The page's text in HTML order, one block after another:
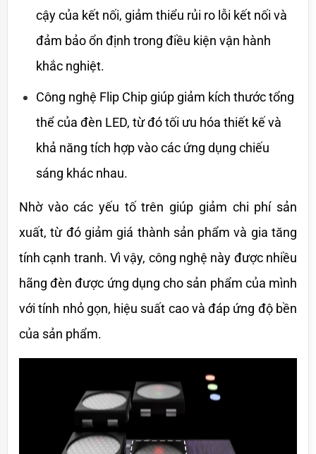
cậy của kết nối, giảm thiểu rủi ro lỗi kết nối và
đảm bảo ổn định trong điều kiện vận hành
khắc nghiệt.
Công nghệ Flip Chip giúp giảm kích thước tổng
thể của đèn LED, từ đó tối ưu hóa thiết kế và
khả năng tích hợp vào các ứng dụng chiếu
sáng khác nhau.
Nhờ vào các yếu tố trên giúp giảm chi phí sản
xuất, từ đó giảm giá thành sản phẩm và gia tăng
tính cạnh tranh. Vì vậy, công nghệ này được nhiều
hãng đèn được ứng dụng cho sản phẩm của mình
với tính nhỏ gọn, hiệu suất cao và đáp ứng độ bền
của sản phẩm.